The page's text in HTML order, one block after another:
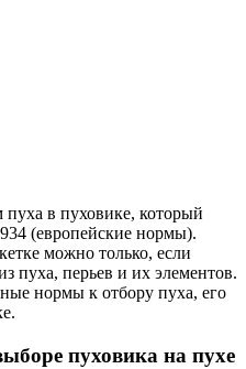
в пуховике, который
(европейские нормы).
можно только, если
пуха, перьев и их элементов.
нормы к отбору пуха, его
пуховика на пухе